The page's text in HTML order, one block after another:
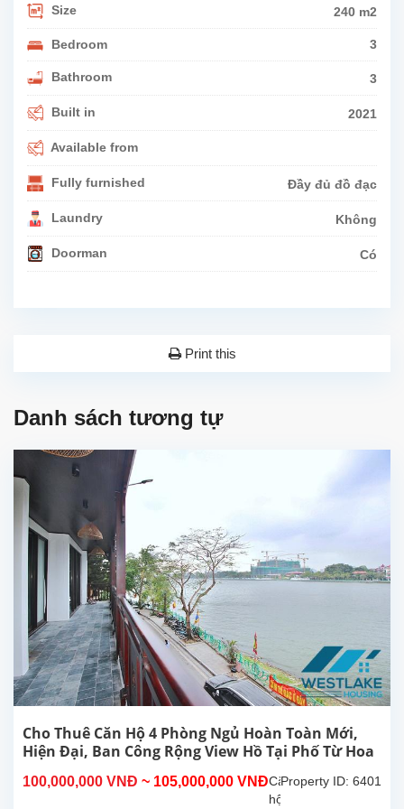
Size 240 m2
Bedroom 3
Bathroom 3
Built in 2021
Available from
Fully furnished Đầy đủ đồ đạc
Laundry Không
Doorman Có
Print this
Danh sách tương tự
Cho Thuê Căn Hộ 4 Phòng Ngủ Hoàn Toàn Mới,
Hiện Đại, Ban Công Rộng View Hồ Tại Phố Từ Hoa
100,000,000 VNĐ ~ 105,000,000 VNĐ Property ID: 6401
Căn
hộ